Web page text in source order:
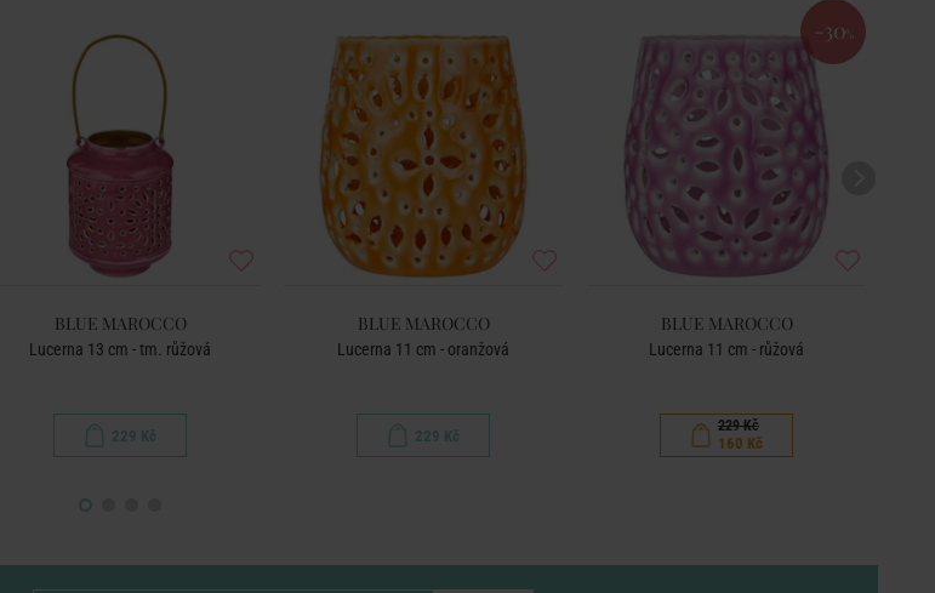
BLUE MAROCCO
Lucerna 13 cm - tm. růžová
229 Kč
BLUE MAROCCO
Lucerna 11 cm - oranžová
229 Kč
-30 %
BLUE MAROCCO
Lucerna 11 cm - růžová
229 Kč
160 Kč